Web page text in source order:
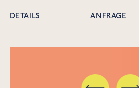
DETAILS ANFRAGE